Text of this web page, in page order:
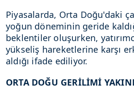
Piyasalarda, Orta Doğu'daki
yoğun döneminin geride
beklentiler oluşurken,
yükseliş hareketlerine karşı
aldığı ifade ediliyor.
ORTA DOĞU GERİLİMİ